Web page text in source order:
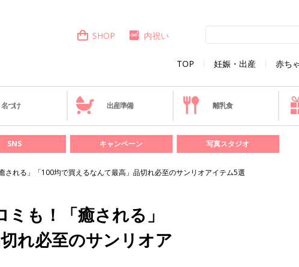
TOP 妊娠・出産 赤ち
SHOP 内祝い
名づけ 出産準備 離乳食
SNS キャンペーン 写真スタジオ
れる」「100均で買えるなんて最高」品切れ必至のサンリオアイテム5選
も！「癒される」
れ必至のサンリオア